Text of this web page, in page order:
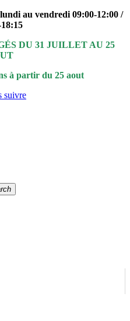
au vendredi 09:00-12:00 /
DU 31 JUILLET AU 25
à partir du 25 aout
suivre